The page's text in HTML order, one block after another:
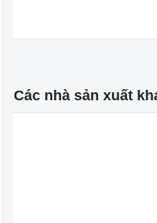
Các nhà sản xuất